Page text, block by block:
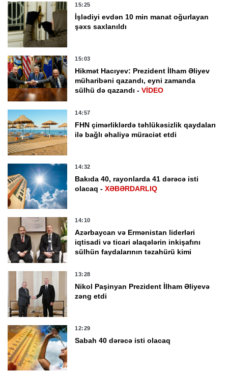
15:25
İşlədiyi evdən 10 min manat oğurlayan
şəxs saxlanıldı
15:03
Hikmət Hacıyev: Prezident İlham Əliyev
müharibəni qazandı, eyni zamanda
sülhü də qazandı -VİDEO
14:57
FHN çimərliklərdə təhlükəsizlik qaydaları
ilə bağlı əhaliyə müraciət etdi
14:32
Bakıda 40, rayonlarda 41 dərəcə isti
olacaq -XƏBƏRDARLIQ
14:10
Azərbaycan və Ermənistan liderləri
iqtisadi və ticari əlaqələrin inkişafını
sülhün faydalarının təzahürü kimi
13:28
Nikol Paşinyan Prezident İlham Əliyevə
zəng etdi
12:29
Sabah 40 dərəcə isti olacaq